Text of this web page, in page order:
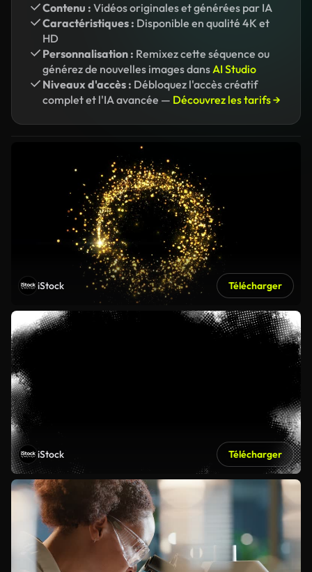
Contenu : Vidéos originales et générées par IA
Caractéristiques : Disponible en qualité 4K et
HD
Personnalisation : Remixez cette séquence ou
générez de nouvelles images dansAI Studio
Niveaux d'accès : Débloquez l'accès créatif
complet et l'IA avancée — Découvrez les tarifs →
iStock Télécharger
iStock Télécharger